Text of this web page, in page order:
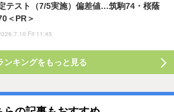
テスト（7/5実施）偏差値…筑駒74・桜蔭
＜PR＞
Fri 11:45
ンキングをもっと見る